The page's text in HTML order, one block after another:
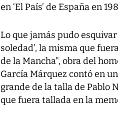
en ‘El País’ de España en
Lo que jamás pudo
soledad', la misma que
de la Mancha", obra del
García Márquez contó en
grande de la talla de Pablo
que fuera tallada en la